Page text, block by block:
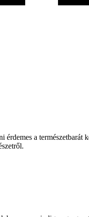
érdemes a természetbarát